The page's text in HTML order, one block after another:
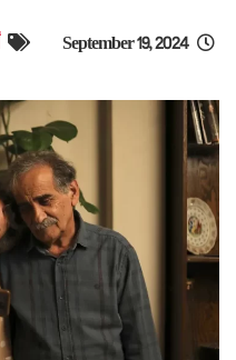
September 19, 2024